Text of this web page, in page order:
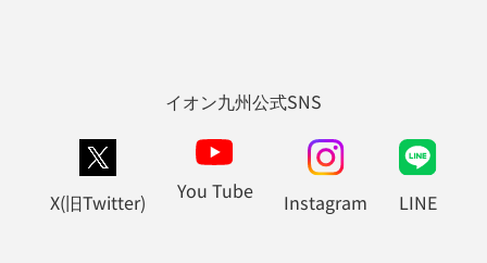
イオン九州公式SNS
X(旧Twitter) You Tube Instagram LINE